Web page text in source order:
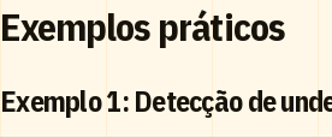
Exemplos práticos
Exemplo 1: Detecção de